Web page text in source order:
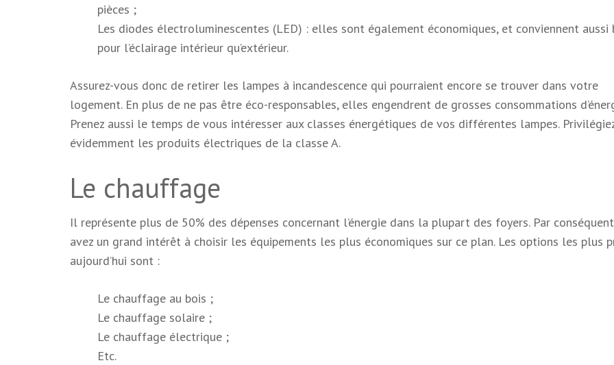
pièces ;
Les diodes électroluminescentes (LED) : elles sont également économiques, et conviennent aussi
pour l’éclairage intérieur qu’extérieur.
Assurez-vous donc de retirer les lampes à incandescence qui pourraient encore se trouver dans votre
logement. En plus de ne pas être éco-responsables, elles engendrent de grosses consommations
Prenez aussi le temps de vous intéresser aux classes énergétiques de vos différentes lampes.
évidemment les produits électriques de la classe A.
Le chauffage
Il représente plus de 50% des dépenses concernant l’énergie dans la plupart des foyers. Par
avez un grand intérêt à choisir les équipements les plus économiques sur ce plan. Les options les plus
aujourd’hui sont :
Le chauffage au bois ;
Le chauffage solaire ;
Le chauffage électrique ;
Etc.